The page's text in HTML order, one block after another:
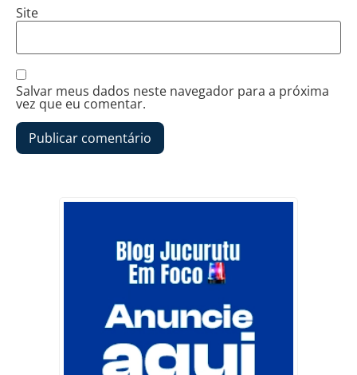
Site
Salvar meus dados neste navegador para a próxima
vez que eu comentar.